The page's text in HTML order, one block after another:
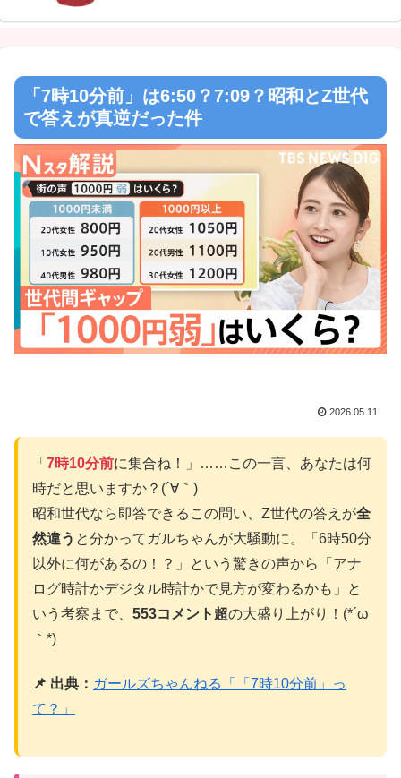
「7時10分前」は6:50？7:09？昭和とZ世代
で答えが真逆だった件
2026.05.11
「 7時10分前に集合ね！」……この一言、あなたは何
時だと思いますか？(´∀｀)
昭和世代なら即答できるこの問い、Z世代の答えが全
然違う と分かってガルちゃんが大騒動に。「6時50分
以外に何があるの！？」という驚きの声から「アナ
ログ時計かデジタル時計かで見方が変わるかも」と
いう考察まで、 553コメント超の大盛り上がり！(*´ω
｀*)
📌 出典： ガールズちゃんねる「「7時10分前」っ
て？」